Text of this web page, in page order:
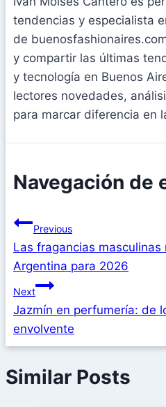
tendencias y especialista
de
y compartir las últimas
y tecnología en Buenos
lectores novedades,
para marcar diferencia en
Navegación de
Previous
Las fragancias
Argentina para 2026
Next
Jazmín en perfumería: de
envolvente
Similar Posts